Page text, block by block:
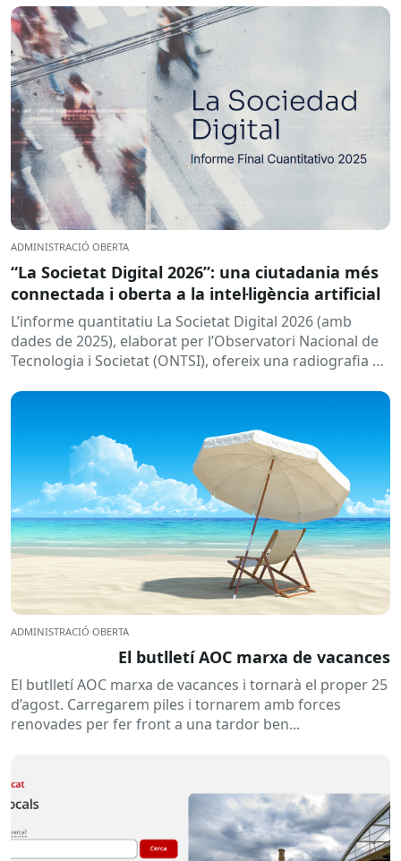
ADMINISTRACIÓ OBERTA
“La Societat Digital 2026”: una ciutadania més
connectada i oberta a la intel·ligència artificial
L’informe quantitatiu La Societat Digital 2026 (amb
dades de 2025), elaborat per l’Observatori Nacional de
Tecnologia i Societat (ONTSI), ofereix una radiografia de
ADMINISTRACIÓ OBERTA
El butlletí AOC marxa de vacances
El butlletí AOC marxa de vacances i tornarà el proper 25
d’agost. Carregarem piles i tornarem amb forces
renovades per fer front a una tardor ben...